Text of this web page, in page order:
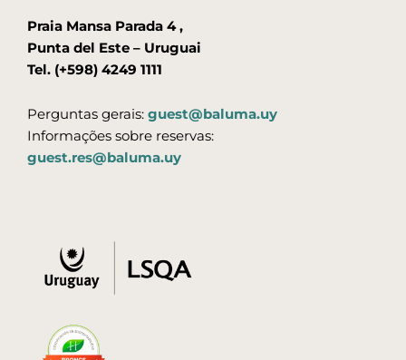
Praia Mansa Parada 4 ,
Punta del Este – Uruguai
Tel. (+598) 4249 1111
Perguntas gerais: guest@baluma.uy
Informações sobre reservas:
guest.res@baluma.uy